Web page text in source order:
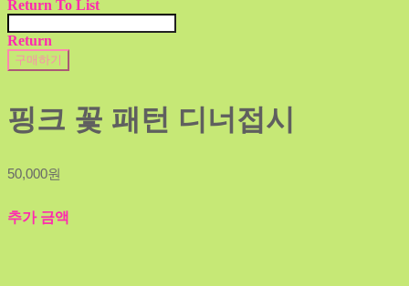
Return To List
Return
구매하기
핑크 꽃 패턴 디너접시
50,000원
추가 금액